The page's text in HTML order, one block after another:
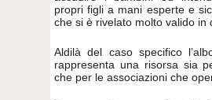
propri figli a mani esperte e
che si è rivelato molto valido in
Aldilà del caso specifico
rappresenta una risorsa sia
che per le associazioni che